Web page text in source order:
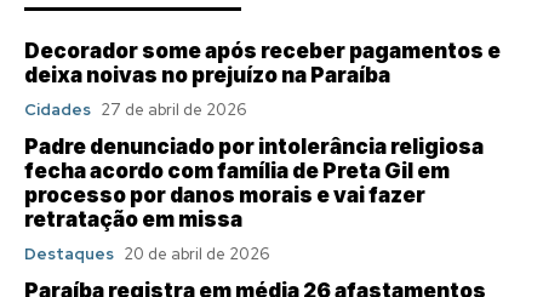
Decorador some após receber pagamentos e
deixa noivas no prejuízo na Paraíba
Cidades 27 de abril de 2026
Padre denunciado por intolerância religiosa
fecha acordo com família de Preta Gil em
processo por danos morais e vai fazer
retratação em missa
Destaques 20 de abril de 2026
Paraíba registra em média 26 afastamentos